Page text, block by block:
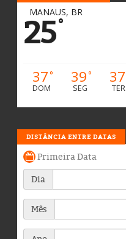
MANAUS, BR
25°
37°
DOM
39°
SEG
37
TER
DISTÂNCIA ENTRE DATAS